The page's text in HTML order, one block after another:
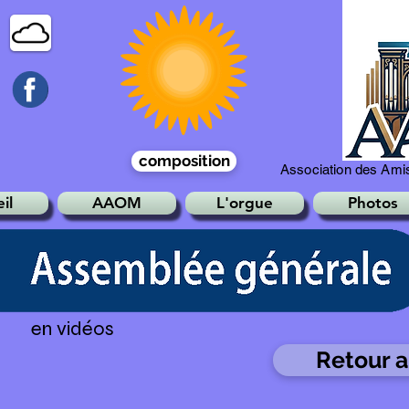
composition Association des
AAOM L'orgue Photos
en vidéos
Retour